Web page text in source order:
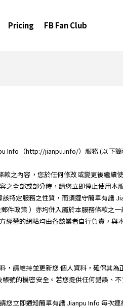
Pricing FB Fan Club
Info（http://jianpu.info/）服務 (以下
之內容，您於任何修改或變更後繼
全部或部分時，請您立即停止使用本
特定服務之性質，而須遵守簡單有譜
件政策 ）亦均併入屬於本服務條款之一
營的網站均由各該業者自行負責，與
請維持並更新您 個人資料，確保其為
號的機密安全。若您提供任何錯誤、
立即通知簡單有譜 Jianpu Info 每次